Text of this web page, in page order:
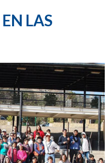
LAS